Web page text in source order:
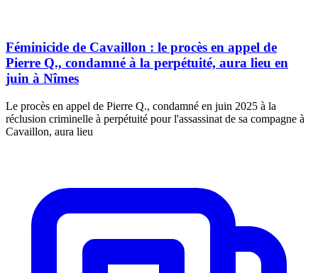
Féminicide de Cavaillon : le procès en appel de
Pierre Q., condamné à la perpétuité, aura lieu en
juin à Nîmes
Le procès en appel de Pierre Q., condamné en juin 2025 à la
réclusion criminelle à perpétuité pour l'assassinat de sa compagne à
Cavaillon, aura lieu